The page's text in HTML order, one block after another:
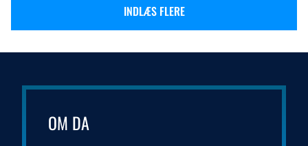
INDLÆS FLERE
OM DA